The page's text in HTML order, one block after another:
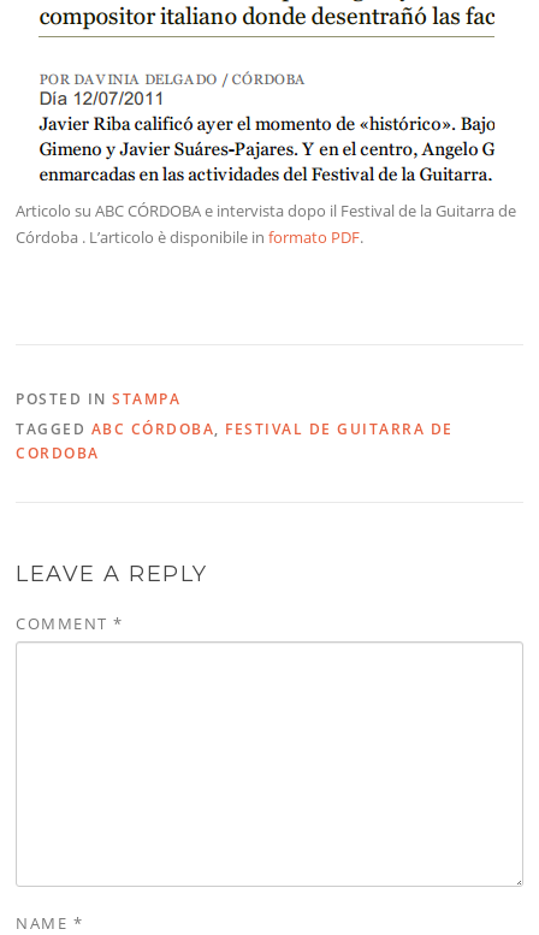
Articolo su ABC CÓRDOBA e intervista dopo il Festival de la Guitarra de
Córdoba . L’articolo è disponibile informato PDF.
POSTED INSTAMPA
TAGGED ABC CÓRDOBA, FESTIVAL DE GUITARRA DE
CORDOBA
LEAVE A REPLY
COMMENT*
NAME *